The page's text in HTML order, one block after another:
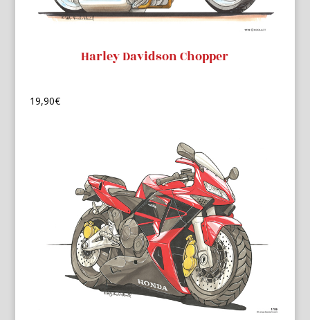
Harley Davidson Chopper
19,90€